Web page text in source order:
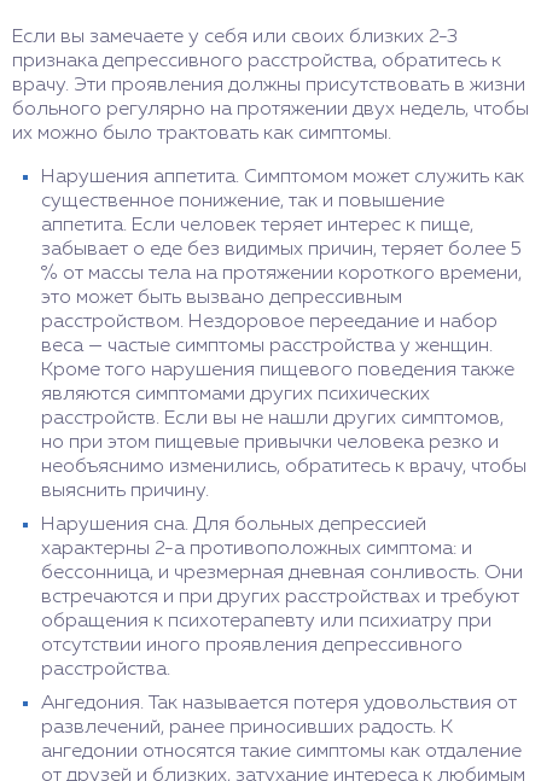
Если вы замечаете у себя или своих близких 2-3
признака депрессивного расстройства, обратитесь к
врачу. Эти проявления должны присутствовать в жизни
больного регулярно на протяжении двух недель, чтобы
их можно было трактовать как симптомы.
Нарушения аппетита. Симптомом может служить как
существенное понижение, так и повышение
аппетита. Если человек теряет интерес к пище,
забывает о еде без видимых причин, теряет более 5
% от массы тела на протяжении короткого времени,
это может быть вызвано депрессивным
расстройством. Нездоровое переедание и набор
веса — частые симптомы расстройства у женщин.
Кроме того нарушения пищевого поведения также
являются симптомами других психических
расстройств. Если вы не нашли других симптомов,
но при этом пищевые привычки человека резко и
необъяснимо изменились, обратитесь к врачу, чтобы
выяснить причину.
Нарушения сна. Для больных депрессией
характерны 2-а противоположных симптома: и
бессонница, и чрезмерная дневная сонливость. Они
встречаются и при других расстройствах и требуют
обращения к психотерапевту или психиатру при
отсутствии иного проявления депрессивного
расстройства.
Ангедония. Так называется потеря удовольствия от
развлечений, ранее приносивших радость. К
ангедонии относятся такие симптомы как отдаление
от друзей и близких, затухание интереса к любимым